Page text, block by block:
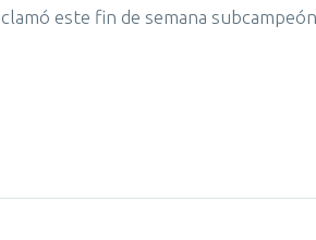
este fin de semana